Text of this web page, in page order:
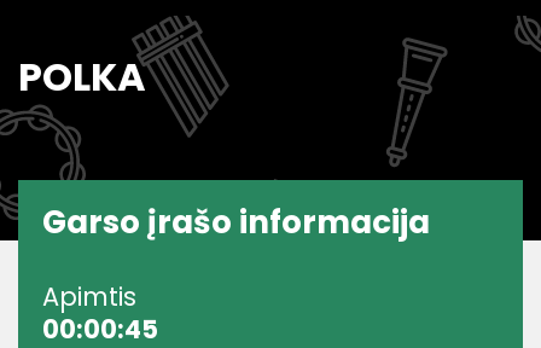
POLKA
Garso įrašo informacija
Apimtis
00:00:45